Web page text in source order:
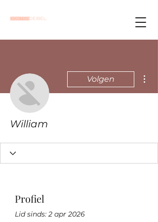
Volgen
William
Profiel
Lid sinds: 2 apr 2026